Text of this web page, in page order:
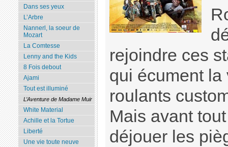
rejoindre ces
qui écument
roulants
Mais avant
déjouer les
Dans ses yeux
L’Arbre
Nannerl, la soeur de
Mozart
La Comtesse
Lenny and the Kids
8 Fois debout
Ajami
Tout est illuminé
L’Aventure de Madame Muir
White Material
Achille et la Tortue
Liberté
Une vie toute neuve